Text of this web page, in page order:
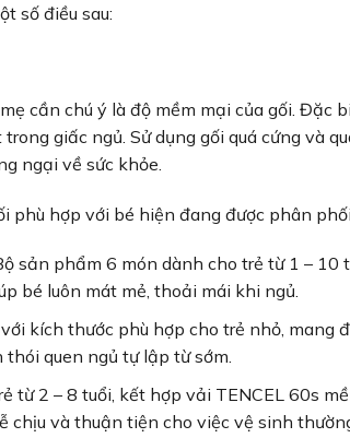
số điều sau:
cần chú ý là độ mềm mại của gối. Đặc
giấc ngủ. Sử dụng gối quá cứng và
ngại về sức khỏe.
phù hợp với bé hiện đang được phân
sản phẩm 6 món dành cho trẻ từ 1 – 10
bé luôn mát mẻ, thoải mái khi ngủ.
kích thước phù hợp cho trẻ nhỏ, mang
quen ngủ tự lập từ sớm.
từ 2 – 8 tuổi, kết hợp vải TENCEL 60s
chịu và thuận tiện cho việc vệ sinh